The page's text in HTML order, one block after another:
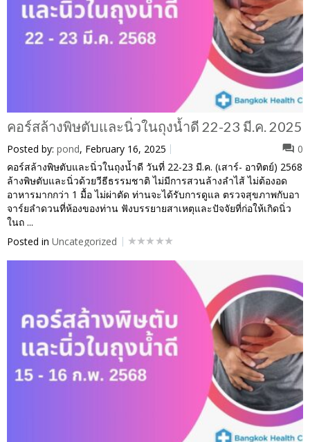
คอร์สล้างพิษตับและนิ่วในถุงน้ำดี 22-23 มี.ค. 2025
Posted by: pond, February 16, 2025
0
คอร์สล้างพิษตับและนิ่วในถุงน้ำดี วันที่ 22-23 มี.ค. (เสาร์- อาทิตย์) 2568
ล้างพิษตับและนิ่วด้วยวีธีธรรมชาติ ไม่มีการสวนล้างลำไส้ ไม่ต้องอด
อาหารมากกว่า 1 มื้อ ไม่ผ่าตัด ท่านจะได้รับการดูแล ตรวจสุขภาพกับอา
จาร์ยลำดวนที่ห้องของท่าน ฟังบรรยายสาเหตุและปัจจัยที่ก่อให้เกิดนิ่ว
ในถ ...
Posted in Uncategorized